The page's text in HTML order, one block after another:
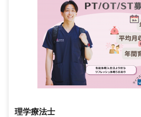
理学療法士